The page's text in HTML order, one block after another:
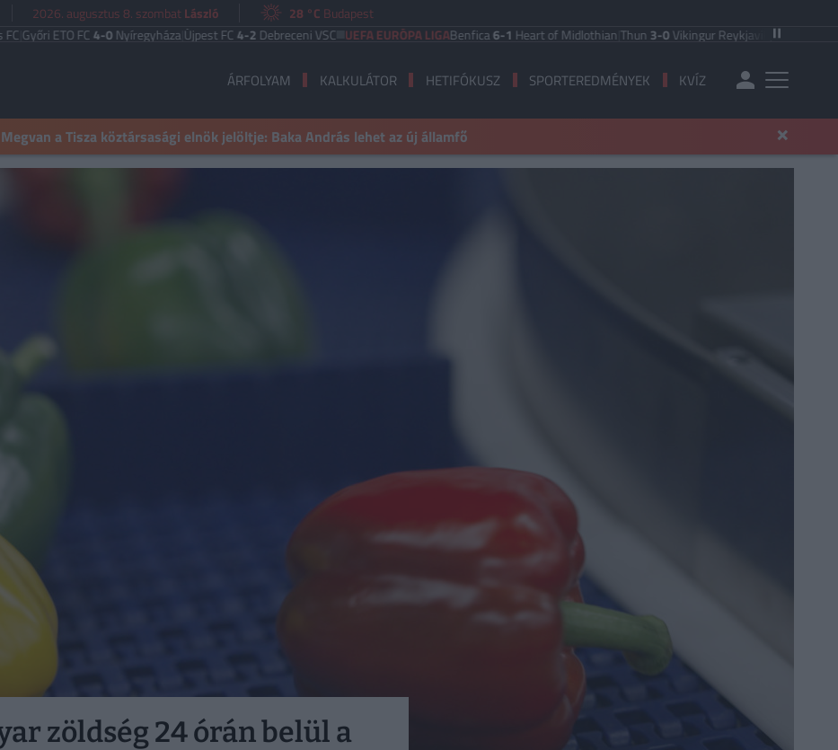
2026. augusztus 8. szombatLászló 28 °C Budapest
ETO FC 4-0Nyíregyháza|Újpest FC4-2Debreceni VSC UEFA EURÓPA LIGABenfica6-1Heart of Midlothian|Thun3-0Vikingur Reykjavik|PAOK Saloniki
ÁRFOLYAM KALKULÁTOR HETIFÓKUSZ SPORTEREDMÉNYEK KVÍZ
Megvan a Tisza köztársasági elnök jelöltje: Baka András lehet az új államfő ×
zöldség 24 órán belül a